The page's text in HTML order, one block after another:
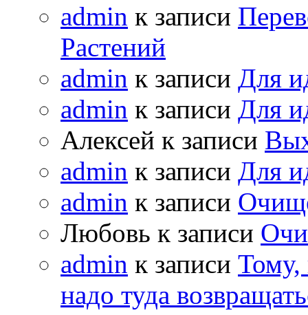
admin к записи
Растений
admin к записи Для
admin к записи Для
Алексей к записи
admin к записи Для
admin к записи
Любовь к записи
admin к записи Тому,
надо туда